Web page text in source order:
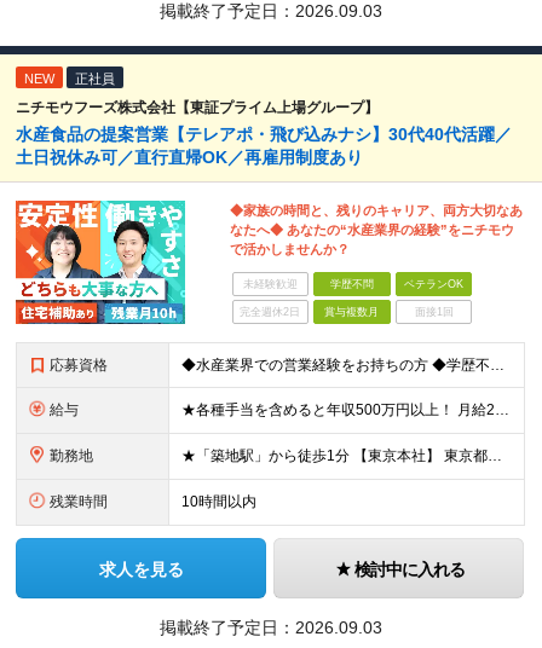
掲載終了予定日： 2026.09.03
NEW 正社員
ニチモウフーズ株式会社【東証プライム上場グループ】
水産食品の提案営業【テレアポ・飛び込みナシ】30代40代活躍／
土日祝休み可／直行直帰OK／再雇用制度あり
◆家族の時間と、残りのキャリア、両方大切なあ
なたへ◆ あなたの“水産業界の経験”をニチモウ
で活かしませんか？
未経験歓迎 学歴不問 ベテランOK
完全週休2日 賞与複数月 面接1回
応募資格 ◆水産業界での営業経験をお持ちの方 ◆学歴不問 ◆30代40代50代活躍中 「安定した会社で落ち着いたキャリアを歩みたい」 「これまでの水産業界の経験を活かして活躍したい」 「家族との時間を大切にで
給与 ★各種手当を含めると年収500万円以上！ 月給25万円～45万円＋住宅手当もしくは借り上げ社宅補助＋賞与年2回＋その他各種手当 ※試用期間3ヵ月あり。期間中の給与・待遇の差異はありません ※年齢・能
勤務地 ★「築地駅」から徒歩1分 【東京本社】 東京都中央区築地3-9-9 築地三丁目ビル8F (変更の範囲)上記を除く当社関連勤務地
残業時間 10時間以内
求人を見る 検討中に入れる
掲載終了予定日： 2026.09.03